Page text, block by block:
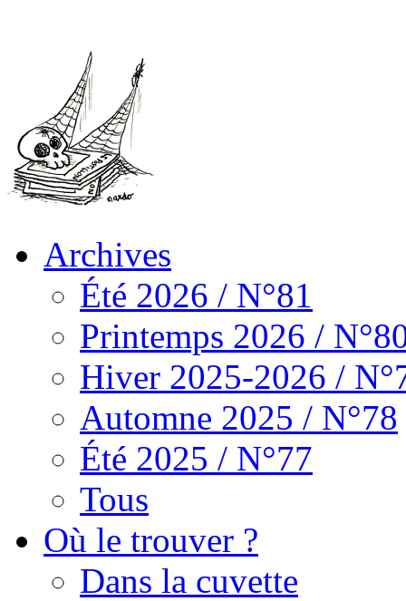
Archives
Été 2026 / N°81
Printemps 2026 /
Hiver 2025-2026 /
Automne 2025 / N°78
Été 2025 / N°77
Tous
Où le trouver ?
Dans la cuvette